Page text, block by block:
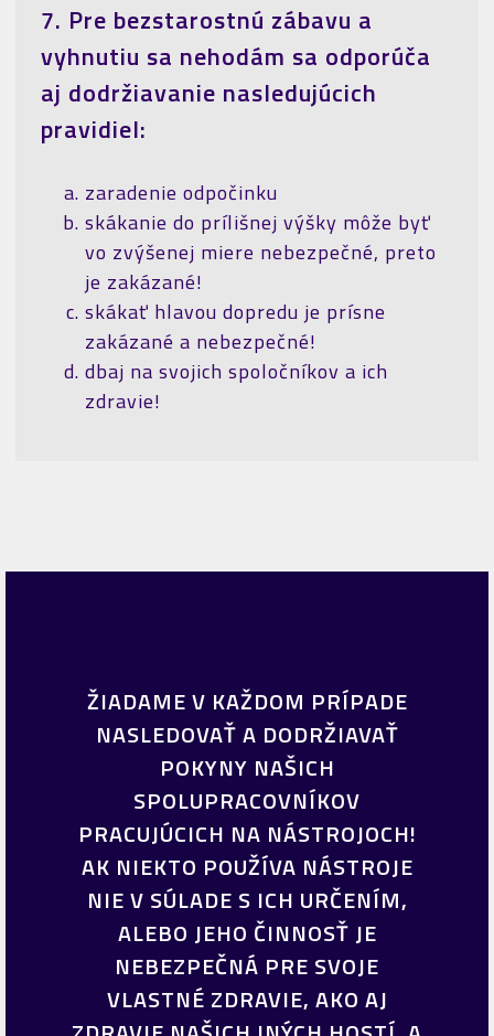
7. Pre bezstarostnú zábavu a
vyhnutiu sa nehodám sa odporúča
aj dodržiavanie nasledujúcich
pravidiel:
zaradenie odpočinku
skákanie do prílišnej výšky môže byť
vo zvýšenej miere nebezpečné, preto
je zakázané!
skákať hlavou dopredu je prísne
zakázané a nebezpečné!
dbaj na svojich spoločníkov a ich
zdravie!
ŽIADAME V KAŽDOM PRÍPADE
NASLEDOVAŤ A DODRŽIAVAŤ
POKYNY NAŠICH
SPOLUPRACOVNÍKOV
PRACUJÚCICH NA NÁSTROJOCH!
AK NIEKTO POUŽÍVA NÁSTROJE
NIE V SÚLADE S ICH URČENÍM,
ALEBO JEHO ČINNOSŤ JE
NEBEZPEČNÁ PRE SVOJE
VLASTNÉ ZDRAVIE, AKO AJ